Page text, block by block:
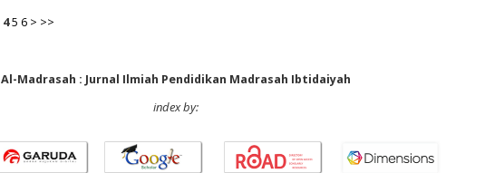
45 6 > >>
Al-Madrasah : Jurnal Ilmiah Pendidikan Madrasah Ibtidaiyah
index by: